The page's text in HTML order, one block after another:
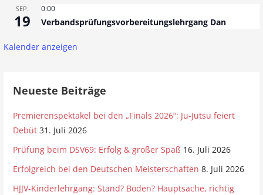
SEP.
19
0:00
Verbandsprüfungsvorbereitungslehrgang Dan
Kalender anzeigen
Neueste Beiträge
Premierenspektakel bei den „Finals 2026“: Ju-Jutsu feiert
Debüt 31. Juli 2026
Prüfung beim DSV69: Erfolg & großer Spaß 16. Juli 2026
Erfolgreich bei den Deutschen Meisterschaften 8. Juli 2026
HJJV-Kinderlehrgang: Stand? Boden? Hauptsache, richtig